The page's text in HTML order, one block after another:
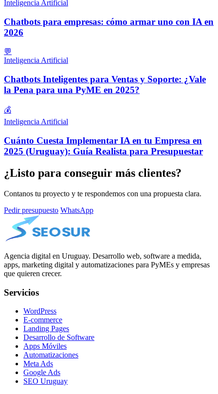
Inteligencia Artificial
Chatbots para empresas: cómo armar uno con IA en
2026
💬
Inteligencia Artificial
Chatbots Inteligentes para Ventas y Soporte: ¿Vale
la Pena para una PyME en 2025?
💰
Inteligencia Artificial
Cuánto Cuesta Implementar IA en tu Empresa en
2025 (Uruguay): Guía Realista para Presupuestar
¿Listo para conseguir más clientes?
Contanos tu proyecto y te respondemos con una propuesta clara.
Pedir presupuesto WhatsApp
Agencia digital en Uruguay. Desarrollo web, software a medida,
apps, marketing digital y automatizaciones para PyMEs y empresas
que quieren crecer.
Servicios
WordPress
E-commerce
Landing Pages
Desarrollo de Software
Apps Móviles
Automatizaciones
Meta Ads
Google Ads
SEO Uruguay